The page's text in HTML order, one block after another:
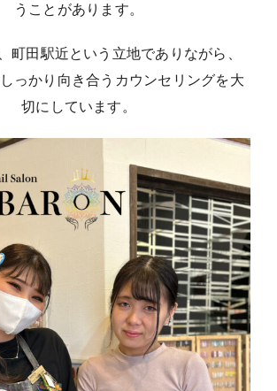
うことがあります。
町田駅近という立地でありながら、
っかり向き合うカウンセリングを大
切にしています。